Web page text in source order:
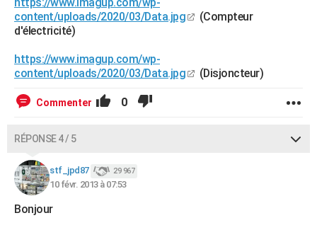
content/uploads/2020/03/Data.jpg
(Compteur
d'électricité)
https://www.imagup.com/wp-
content/uploads/2020/03/Data.jpg
(Disjoncteur)
Commenter 0
RÉPONSE 4 / 5
stf_jpd87 29 967
10 févr. 2013 à 07:53
Bonjour